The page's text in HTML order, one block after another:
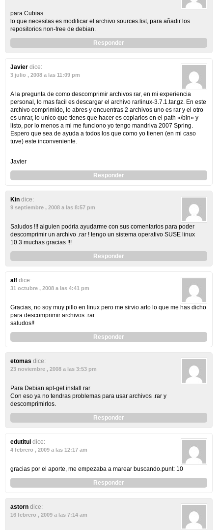
para Cubias
lo que necesitas es modificar el archivo sources.list, para añadir los
repositorios non-free de debian.
Responder
Javier dice:
3 julio , 2008 a las 11:09 pm
A la pregunta de como descomprimir archivos rar, en mi experiencia
personal, lo mas facil es descargar el archivo rarlinux-3.7.1.tar.gz. En este
archivo comprimido, lo abres y encuentras 2 archivos uno es rar y el otro
es unrar, lo unico que tienes que hacer es copiarlos en el path «/bin» y
listo, por lo menos a mi me funciono yo tengo mandriva 2007 Spring.
Espero que sea de ayuda a todos los que como yo tienen (en mi caso
tuve) este inconveniente.
Javier
Responder
Kin dice:
9 septiembre , 2008 a las 8:57 pm
Saludos !!! alguien podria ayudarme con sus comentarios para poder
descomprimir un archivo .rar ! tengo un sistema operativo SUSE linux
10.3 muchas gracias !!!
Responder
alf dice:
31 octubre , 2008 a las 4:41 pm
Gracias, no soy muy pillo en linux pero me sirvio arto lo que me has dicho
para descomprimir archivos .rar
saludos!!
Responder
etomas dice:
23 noviembre , 2008 a las 3:53 pm
Para Debian apt-get install rar
Con eso ya no tendras problemas para usar archivos .rar y
descomprimirlos.
Responder
edutitul dice:
4 febrero , 2009 a las 12:17 am
gracias por el aporte, me empezaba a marear buscando.punt: 10
Responder
astorn dice:
16 febrero , 2009 a las 7:14 am